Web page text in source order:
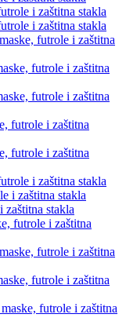
i zaštitna stakla
i zaštitna stakla
maske, futrole i zaštitna
futrole i zaštitna
futrole i zaštitna
futrole i zaštitna
futrole i zaštitna
i zaštitna stakla
i zaštitna stakla
zaštitna stakla
futrole i zaštitna
maske, futrole i zaštitna
futrole i zaštitna
maske, futrole i zaštitna